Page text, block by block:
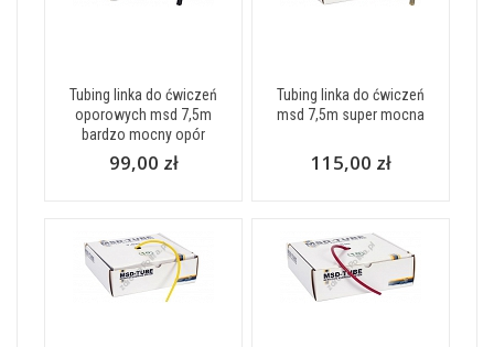
Tubing linka do ćwiczeń
oporowych msd 7,5m
bardzo mocny opór
99,00 zł
Tubing linka do ćwiczeń
msd 7,5m super mocna
115,00 zł